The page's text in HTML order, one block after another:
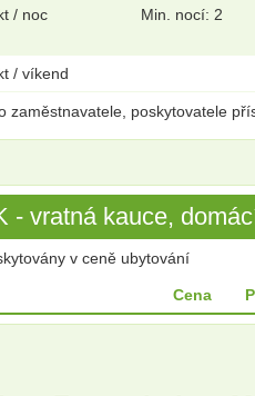
/ noc Min. nocí: 2
/ víkend
zaměstnavatele, poskytovatele
- vratná kauce,
v ceně ubytování
Cena